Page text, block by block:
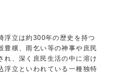
会員一覧
お問い合わせ
浮立は約300年の歴史を持つ
豊穣、雨乞い等の神事や庶民
れ、深く庶民生活の中に溶け
浮立といわれている一種独特